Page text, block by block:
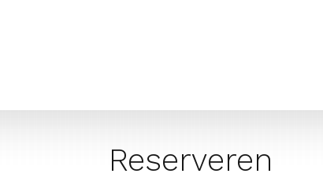
Reserveren